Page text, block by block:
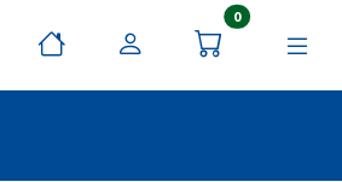
0Artikel im